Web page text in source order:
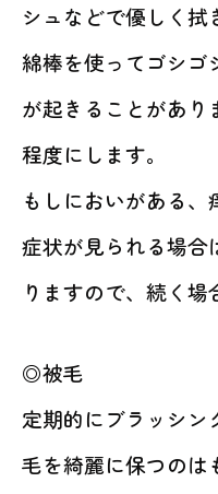
シュなどで優しく拭
綿棒を使ってゴシゴ
が起きることがあり
程度にします。
もしにおいがある
症状が見られる場合
りますので、続く場
◎被毛
定期的にブラッシン
毛を綺麗に保つのは